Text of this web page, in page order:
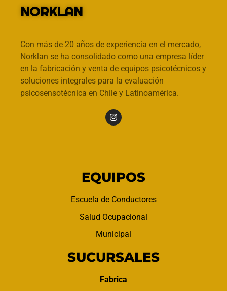
NORKLAN
Con más de 20 años de experiencia en el mercado,
Norklan se ha consolidado como una empresa líder
en la fabricación y venta de equipos psicotécnicos y
soluciones integrales para la evaluación
psicosensotécnica en Chile y Latinoamérica.
EQUIPOS
Escuela de Conductores
Salud Ocupacional
Municipal
SUCURSALES
Fabrica